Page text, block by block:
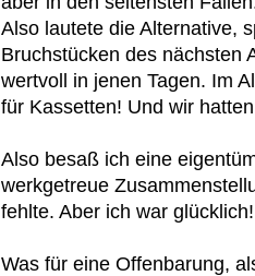
Also lautete die Alternative,
Bruchstücken des nächsten
wertvoll in jenen Tagen. Im
für Kassetten! Und wir
Also besaß ich eine
werkgetreue
fehlte. Aber ich war glücklich!
Was für eine Offenbarung,